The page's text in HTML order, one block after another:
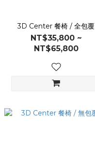
3D Center 餐椅 / 全包覆
NT$35,800 ~
NT$65,800